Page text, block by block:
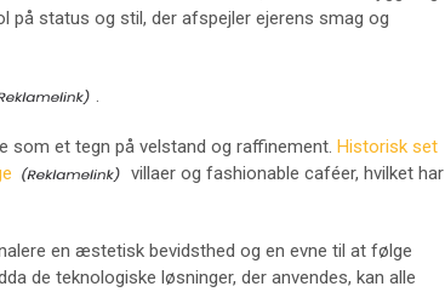
på status og stil, der afspejler ejerens smag og
.
som et tegn på velstand og raffinement. Historisk set
villaer og fashionable caféer, hvilket har
en æstetisk bevidsthed og en evne til at følge
de teknologiske løsninger, der anvendes, kan alle